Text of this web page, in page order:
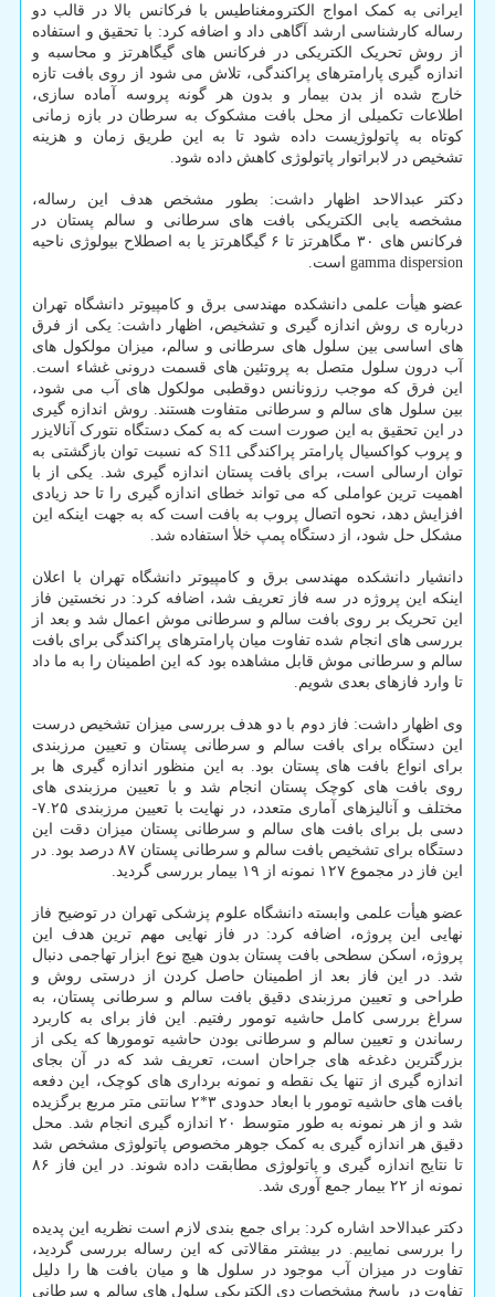
ایرانی به کمک امواج الکترومغناطیس با فرکانس بالا در قالب دو
رساله کارشناسی ارشد آگاهی داد و اضافه کرد: با تحقیق و استفاده
از روش تحریک الکتریکی در فرکانس های گیگاهرتز و محاسبه و
اندازه گیری پارامترهای پراکندگی، تلاش می شود از روی بافت تازه
خارج شده از بدن بیمار و بدون هر گونه پروسه آماده سازی،
اطلاعات تکمیلی از محل بافت مشکوک به سرطان در بازه زمانی
کوتاه به پاتولوژیست داده شود تا به این طریق زمان و هزینه
تشخیص در لابراتوار پاتولوژی کاهش داده شود.
دکتر عبدالاحد اظهار داشت: بطور مشخص هدف این رساله،
مشخصه یابی الکتریکی بافت های سرطانی و سالم پستان در
فرکانس های ۳۰ مگاهرتز تا ۶ گیگاهرتز یا به اصطلاح بیولوژی ناحیه
gamma dispersion است.
عضو هیأت علمی دانشکده مهندسی برق و کامپیوتر دانشگاه تهران
درباره ی روش اندازه گیری و تشخیص، اظهار داشت: یکی از فرق
های اساسی بین سلول های سرطانی و سالم، میزان مولکول های
آب درون سلول متصل به پروتئین های قسمت درونی غشاء است.
این فرق که موجب رزونانس دوقطبی مولکول های آب می شود،
بین سلول های سالم و سرطانی متفاوت هستند. روش اندازه گیری
در این تحقیق به این صورت است که به کمک دستگاه نتورک آنالایزر
و پروب کواکسیال پارامتر پراکندگی S11 که نسبت توان بازگشتی به
توان ارسالی است، برای بافت پستان اندازه گیری شد. یکی از با
اهمیت ترین عواملی که می تواند خطای اندازه گیری را تا حد زیادی
افزایش دهد، نحوه اتصال پروب به بافت است که به جهت اینکه این
مشکل حل شود، از دستگاه پمپ خلأ استفاده شد.
دانشیار دانشکده مهندسی برق و کامپیوتر دانشگاه تهران با اعلان
اینکه این پروژه در سه فاز تعریف شد، اضافه کرد: در نخستین فاز
این تحریک بر روی بافت سالم و سرطانی موش اعمال شد و بعد از
بررسی های انجام شده تفاوت میان پارامترهای پراکندگی برای بافت
سالم و سرطانی موش قابل مشاهده بود که این اطمینان را به ما داد
تا وارد فازهای بعدی شویم.
وی اظهار داشت: فاز دوم با دو هدف بررسی میزان تشخیص درست
این دستگاه برای بافت سالم و سرطانی پستان و تعیین مرزبندی
برای انواع بافت های پستان بود. به این منظور اندازه گیری ها بر
روی بافت های کوچک پستان انجام شد و با تعیین مرزبندی های
مختلف و آنالیزهای آماری متعدد، در نهایت با تعیین مرزبندی ۷.۲۵-
دسی بل برای بافت های سالم و سرطانی پستان میزان دقت این
دستگاه برای تشخیص بافت سالم و سرطانی پستان ۸۷ درصد بود. در
این فاز در مجموع ۱۲۷ نمونه از ۱۹ بیمار بررسی گردید.
عضو هیأت علمی وابسته دانشگاه علوم پزشکی تهران در توضیح فاز
نهایی این پروژه، اضافه کرد: در فاز نهایی مهم ترین هدف این
پروژه، اسکن سطحی بافت پستان بدون هیچ نوع ابزار تهاجمی دنبال
شد. در این فاز بعد از اطمینان حاصل کردن از درستی روش و
طراحی و تعیین مرزبندی دقیق بافت سالم و سرطانی پستان، به
سراغ بررسی کامل حاشیه تومور رفتیم. این فاز برای به کاربرد
رساندن و تعیین سالم و سرطانی بودن حاشیه تومورها که یکی از
بزرگترین دغدغه های جراحان است، تعریف شد که در آن بجای
اندازه گیری از تنها یک نقطه و نمونه برداری های کوچک، این دفعه
بافت های حاشیه تومور با ابعاد حدودی ۳*۲ سانتی متر مربع برگزیده
شد و از هر نمونه به طور متوسط ۲۰ اندازه گیری انجام شد. محل
دقیق هر اندازه گیری به کمک جوهر مخصوص پاتولوژی مشخص شد
تا نتایج اندازه گیری و پاتولوژی مطابقت داده شوند. در این فاز ۸۶
نمونه از ۲۲ بیمار جمع آوری شد.
دکتر عبدالاحد اشاره کرد: برای جمع بندی لازم است نظریه این پدیده
را بررسی نماییم. در بیشتر مقالاتی که این رساله بررسی گردید،
تفاوت در میزان آب موجود در سلول ها و میان بافت ها را دلیل
تفاوت در پاسخ مشخصات دی الکتریکی سلول های سالم و سرطانی